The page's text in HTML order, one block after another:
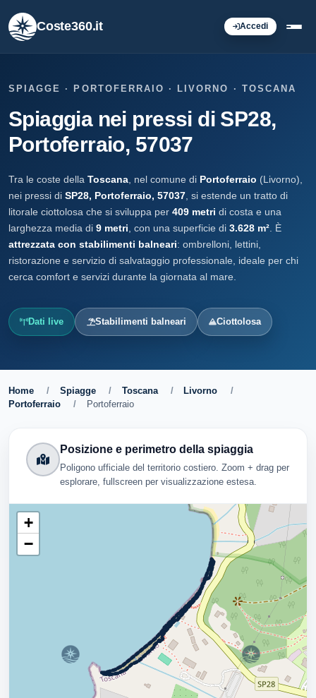
Coste360.it Accedi
SPIAGGE · PORTOFERRAIO · LIVORNO · TOSCANA
Spiaggia nei pressi di SP28,
Portoferraio, 57037
Tra le coste della Toscana , nel comune di Portoferraio (Livorno),
nei pressi di SP28, Portoferraio, 57037 , si estende un tratto di
litorale ciottolosa che si sviluppa per 409 metri di costa e una
larghezza media di 9 metri , con una superficie di 3.628 m² . È
attrezzata con stabilimenti balneari: ombrelloni, lettini,
ristorazione e servizio di salvataggio professionale, ideale per chi
cerca comfort e servizi durante la giornata al mare.
Dati live Stabilimenti balneari Ciottolosa
Home / Spiagge / Toscana / Livorno
/
Portoferraio
/ Portoferraio
Posizione e perimetro della spiaggia
Poligono ufficiale del territorio costiero. Zoom + drag per
esplorare, fullscreen per visualizzazione estesa.
+
−